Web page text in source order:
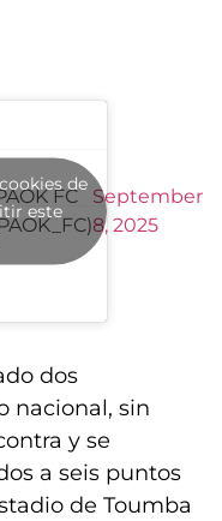
FC
September
8, 2025
de
este
dos
nacional, sin
y se
a seis puntos
de Toumba